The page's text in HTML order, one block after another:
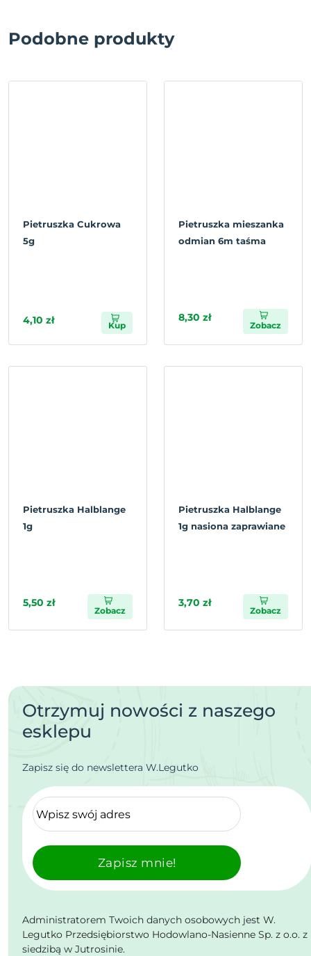
Podobne produkty
Pietruszka Cukrowa
5g
4,10 zł Kup
Pietruszka mieszanka
odmian 6m taśma
8,30 zł
Zobacz
Pietruszka Halblange
1g
5,50 zł
Zobacz
Pietruszka Halblange
1g nasiona zaprawiane
3,70 zł
Zobacz
Otrzymuj nowości z naszego
esklepu
Zapisz się do newslettera W.Legutko
Zapisz mnie!
Administratorem Twoich danych osobowych jest W.
Legutko Przedsiębiorstwo Hodowlano-Nasienne Sp. z o.o. z
siedzibą w Jutrosinie.